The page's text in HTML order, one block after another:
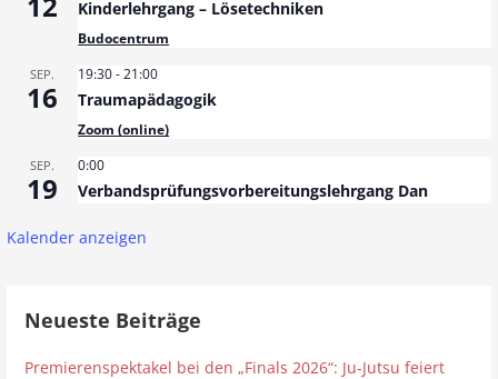
Kinderlehrgang – Lösetechniken
Budocentrum
SEP.
16
19:30-21:00
Traumapädagogik
Zoom (online)
SEP.
19
0:00
Verbandsprüfungsvorbereitungslehrgang Dan
Kalender anzeigen
Neueste Beiträge
Premierenspektakel bei den „Finals 2026“: Ju-Jutsu feiert